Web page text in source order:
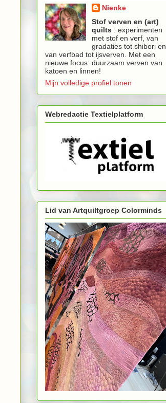
Nienke
Stof verven en (art)
quilts : experimenten
met stof en verf, van
gradaties tot shibori en
van verfbad tot ijsverven. Met een
nieuwe focus: duurzaam verven van
katoen en linnen!
Mijn volledige profiel tonen
Webredactie Textielplatform
Lid van Artquiltgroep Colorminds